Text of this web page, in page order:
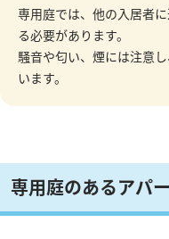
専用庭では、他の入居者
る必要があります。
騒音や匂い、煙には注意
います。
専用庭のあるアパ